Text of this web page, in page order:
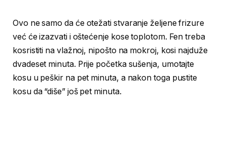
Ovo ne samo da će otežati stvaranje željene frizure
već će izazvati i oštećenje kose toplotom. Fen treba
kosristiti na vlažnoj, nipošto na mokroj, kosi najduže
dvadeset minuta. Prije početka sušenja, umotajte
kosu u peškir na pet minuta, a nakon toga pustite
kosu da “diše” još pet minuta.